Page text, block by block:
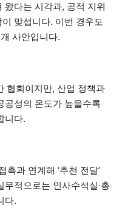
왔다는 시각과, 공적 지위
맞섭니다. 이번 경우도
개 사안입니다.
협회이지만, 산업 정책과
공성의 온도가 높을수록
니다.
촉과 연계해 ‘추천 전달’
적으로는 인사수석실·총
다.